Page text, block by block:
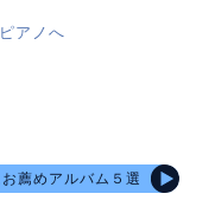
薦めアルバム５選